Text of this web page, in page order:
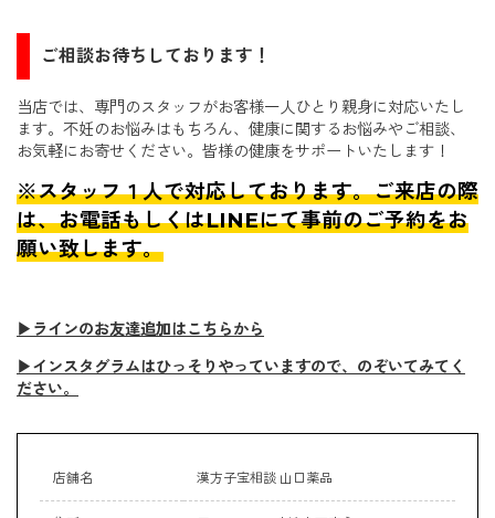
ご相談お待ちしております！
当店では、専門のスタッフがお客様一人ひとり親身に対応いたし
ます。不妊のお悩みはもちろん、健康に関するお悩みやご相談、
お気軽にお寄せください。皆様の健康をサポートいたします！
※スタッフ１人で対応しております。ご来店の際
は、お電話もしくはLINEにて事前のご予約をお
願い致します。
▶ラインのお友達追加はこちらから
▶インスタグラムはひっそりやっていますので、のぞいてみてく
ださい。
店舗名 漢方子宝相談 山口薬品